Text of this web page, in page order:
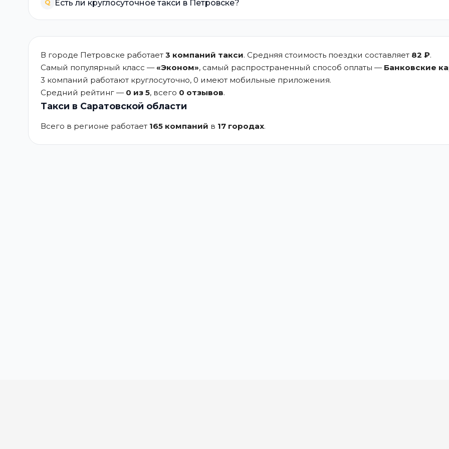
Q Есть ли круглосуточное такси в Петровске?
В городе Петровске работает 3 компаний такси. Средняя стоимость поездки составляет 82 ₽.
Самый популярный класс —«Эконом», самый распространенный способ оплаты — Банковские
3 компаний работают круглосуточно, 0 имеют мобильные приложения.
Средний рейтинг — 0 из 5, всего 0 отзывов.
Такси в Саратовской области
Всего в регионе работает 165 компаний в 17 городах.